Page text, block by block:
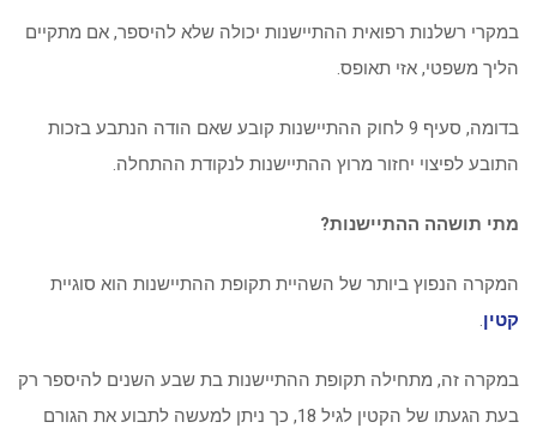
במקרי רשלנות רפואית ההתיישנות יכולה שלא להיספר, אם מתקיים
הליך משפטי, אזי תאופס.
בדומה, סעיף 9 לחוק ההתיישנות קובע שאם הודה הנתבע בזכות
התובע לפיצוי יחזור מרוץ ההתיישנות לנקודת ההתחלה.
מתי תושהה ההתיישנות?
המקרה הנפוץ ביותר של השהיית תקופת ההתיישנות הוא סוגיית
קטין.
במקרה זה, מתחילה תקופת ההתיישנות בת שבע השנים להיספר רק
בעת הגעתו של הקטין לגיל 18, כך ניתן למעשה לתבוע את הגורם